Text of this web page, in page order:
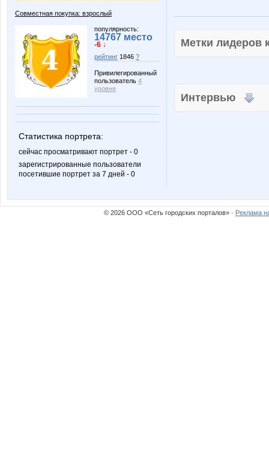
Совместная покупка: взрослый
популярность:
14767 место
-6 ↓
рейтинг 1846 ?
Привилегированный
пользователь 4
уровня
Статистика портрета:
сейчас просматривают портрет - 0
зарегистрированные пользователи
посетившие портрет за 7 дней - 0
Метки
Интервью
© 2026 ООО «Сеть городских порталов» · Реклама